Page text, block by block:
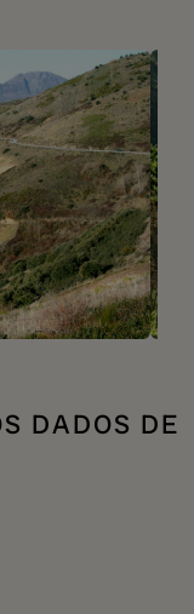
DADOS DE